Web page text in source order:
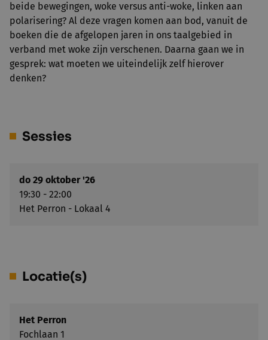
beide bewegingen, woke versus anti-woke, linken aan
polarisering? Al deze vragen komen aan bod, vanuit de
boeken die de afgelopen jaren in ons taalgebied in
verband met woke zijn verschenen. Daarna gaan we in
gesprek: wat moeten we uiteindelijk zelf hierover
denken?
Sessies
do 29 oktober '26
19:30 - 22:00
Het Perron - Lokaal 4
Locatie(s)
Het Perron
Fochlaan 1